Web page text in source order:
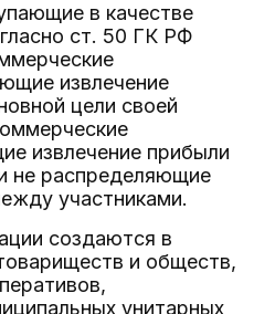
в качестве
ст. 50 ГК РФ
извлечение
цели своей
извлечение прибыли
не распределяющие
участниками.
создаются в
и обществ,
унитарных